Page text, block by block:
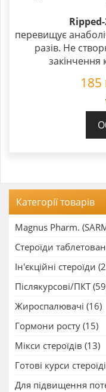
перевищує
разів. Не
закінчення
185
Категорії товарів
Magnus Pharm.
Стероїди
Ін'єкційні стероїди
Післякурсові/ПКТ
Жироспалювачі (16)
Гормони росту (15)
Мікси стероїдів (13)
Готові курси
Для підвищення